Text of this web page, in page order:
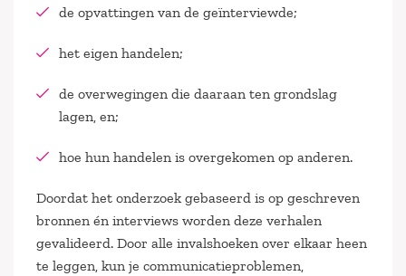
de opvattingen van de geïnterviewde;
het eigen handelen;
de overwegingen die daaraan ten grondslag
lagen, en;
hoe hun handelen is overgekomen op anderen.
Doordat het onderzoek gebaseerd is op geschreven
bronnen én interviews worden deze verhalen
gevalideerd. Door alle invalshoeken over elkaar heen
te leggen, kun je communicatieproblemen,